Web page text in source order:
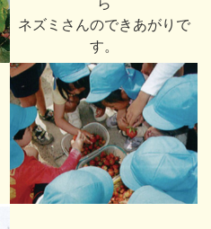
ネズミさんのできあがりで
す。